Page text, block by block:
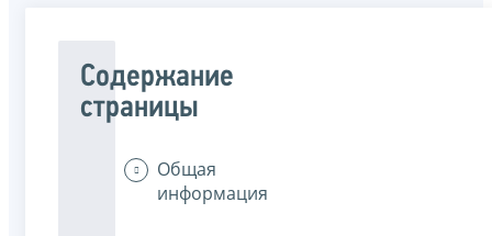
Содержание
страницы
Общая
информация